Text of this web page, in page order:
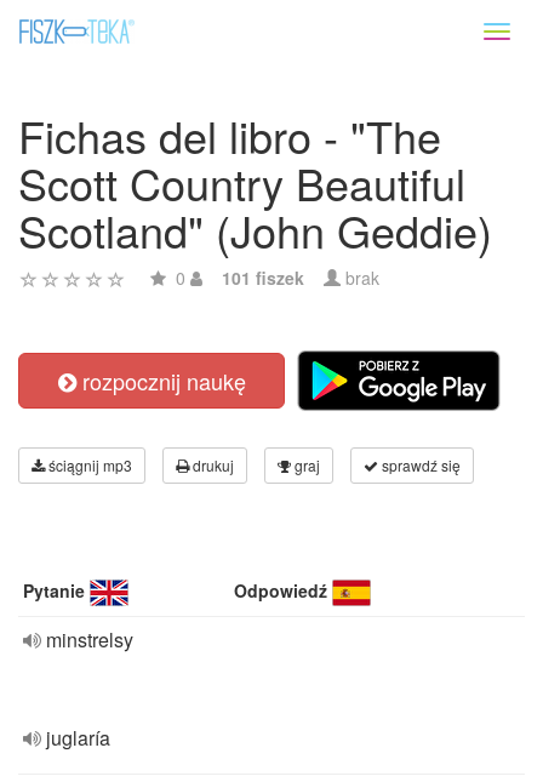
Fichas del libro - "The
Scott Country Beautiful
Scotland" (John Geddie)
0 101 fiszek brak
rozpocznij naukę
ściągnij mp3 drukuj graj sprawdź się
Pytanie Odpowiedź
minstrelsy
juglaría